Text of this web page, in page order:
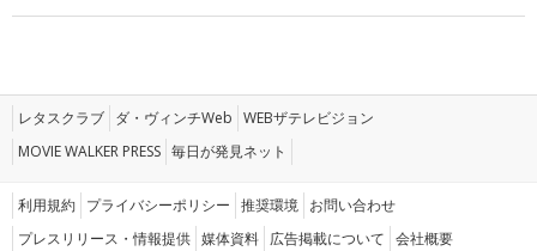
レタスクラブ ダ・ヴィンチWeb WEBザテレビジョン
MOVIE WALKER PRESS 毎日が発見ネット
利用規約 プライバシーポリシー 推奨環境 お問い合わせ
プレスリリース・情報提供 媒体資料 広告掲載について 会社概要